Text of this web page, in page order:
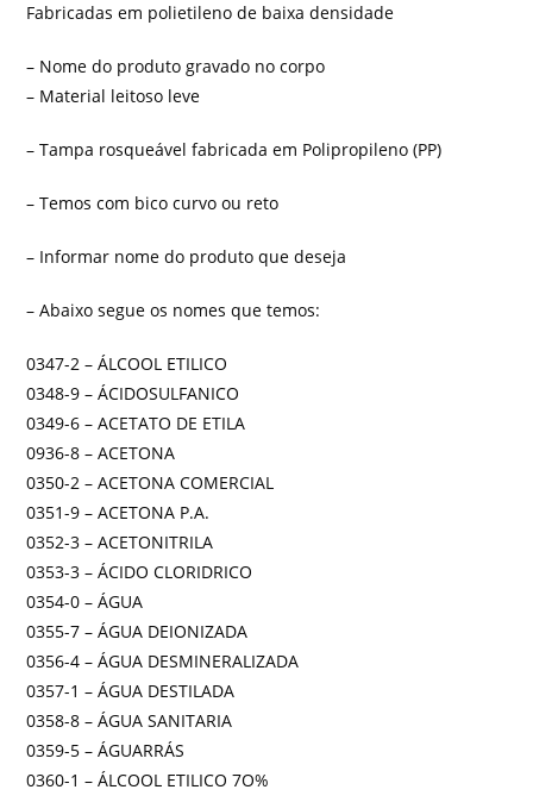
Fabricadas em polietileno de baixa densidade
– Nome do produto gravado no corpo
– Material leitoso leve
– Tampa rosqueável fabricada em Polipropileno (PP)
– Temos com bico curvo ou reto
– Informar nome do produto que deseja
– Abaixo segue os nomes que temos:
0347-2 – ÁLCOOL ETILICO
0348-9 – ÁCIDOSULFANICO
0349-6 – ACETATO DE ETILA
0936-8 – ACETONA
0350-2 – ACETONA COMERCIAL
0351-9 – ACETONA P.A.
0352-3 – ACETONITRILA
0353-3 – ÁCIDO CLORIDRICO
0354-0 – ÁGUA
0355-7 – ÁGUA DEIONIZADA
0356-4 – ÁGUA DESMINERALIZADA
0357-1 – ÁGUA DESTILADA
0358-8 – ÁGUA SANITARIA
0359-5 – ÁGUARRÁS
0360-1 – ÁLCOOL ETILICO 7O%